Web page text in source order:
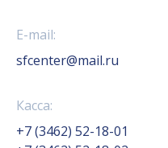
E-mail:
sfcenter@mail.ru
Касса:
+7 (3462) 52-18-01